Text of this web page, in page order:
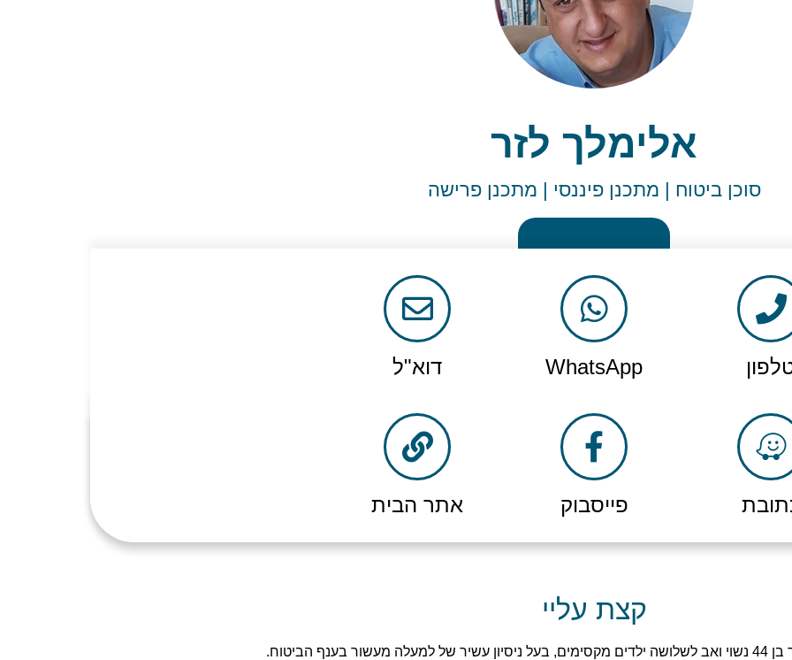
אלימלך לזר
סוכן ביטוח | מתכנן פיננסי | מתכנן פרישה
WhatsApp דוא"ל
פייסבוק אתר הבית
קצת עליי
בענף הביטוח.